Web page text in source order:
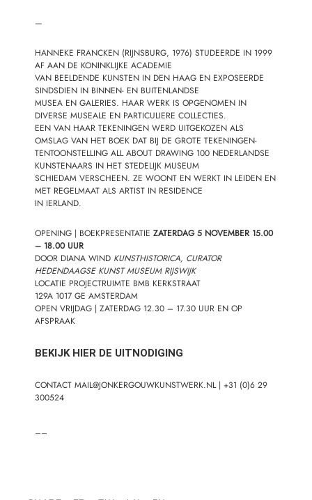
—
HANNEKE FRANCKEN (RIJNSBURG, 1976) STUDEERDE IN 1999
AF AAN DE KONINKLIJKE ACADEMIE
VAN BEELDENDE KUNSTEN IN DEN HAAG EN EXPOSEERDE
SINDSDIEN IN BINNEN- EN BUITENLANDSE
MUSEA EN GALERIES. HAAR WERK IS OPGENOMEN IN
DIVERSE MUSEALE EN PARTICULIERE COLLECTIES.
EEN VAN HAAR TEKENINGEN WERD UITGEKOZEN ALS
OMSLAG VAN HET BOEK DAT BIJ DE GROTE TEKENINGEN-
TENTOONSTELLING ALL ABOUT DRAWING 100 NEDERLANDSE
KUNSTENAARS IN HET STEDELIJK MUSEUM
SCHIEDAM VERSCHEEN. ZE WOONT EN WERKT IN LEIDEN EN
MET REGELMAAT ALS ARTIST IN RESIDENCE
IN IERLAND.
OPENING | BOEKPRESENTATIEZATERDAG 5 NOVEMBER 15.00
– 18.00 UUR
DOOR DIANA WIND KUNSTHISTORICA, CURATOR
HEDENDAAGSE KUNST MUSEUM RIJSWIJK
LOCATIE PROJECTRUIMTE BMB KERKSTRAAT
129A 1017GEAMSTERDAM
OPEN VRIJDAG |ZATERDAG 12.30 – 17.30 UUR EN OP
AFSPRAAK
BEKIJK HIER DE UITNODIGING
CONTACTMAIL@JONKERGOUWKUNSTWERK.NL| +31 (0)6 29
300524